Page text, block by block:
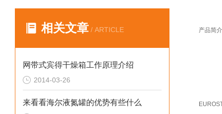
相关文章 / ARTICLE
网带式宾得干燥箱工作原理介绍
2014-03-26
来看看海尔液氮罐的优势有些什么
产品简